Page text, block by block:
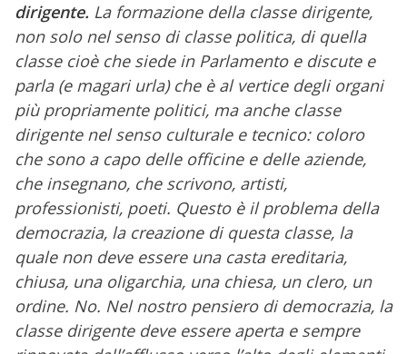
dirigente. La formazione della classe dirigente,
non solo nel senso di classe politica, di quella
classe cioè che siede in Parlamento e discute e
parla (e magari urla) che è al vertice degli organi
più propriamente politici, ma anche classe
dirigente nel senso culturale e tecnico: coloro
che sono a capo delle officine e delle aziende,
che insegnano, che scrivono, artisti,
professionisti, poeti. Questo è il problema della
democrazia, la creazione di questa classe, la
quale non deve essere una casta ereditaria,
chiusa, una oligarchia, una chiesa, un clero, un
ordine. No. Nel nostro pensiero di democrazia, la
classe dirigente deve essere aperta e sempre